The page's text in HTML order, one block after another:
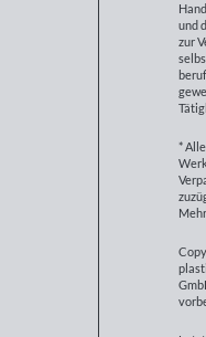
und
zur
*